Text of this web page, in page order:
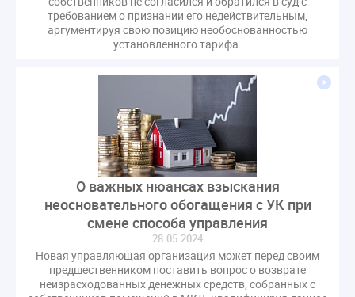
требованием о признании его недействительным,
аргументируя свою позицию необоснованностью
установленного тарифа.
О важных нюансах взыскания
неосновательного обогащения с УК при
смене способа управления
28.05.2024
Новая управляющая организация может перед своим
предшественником поставить вопрос о возврате
неизрасходованных денежных средств, собранных с